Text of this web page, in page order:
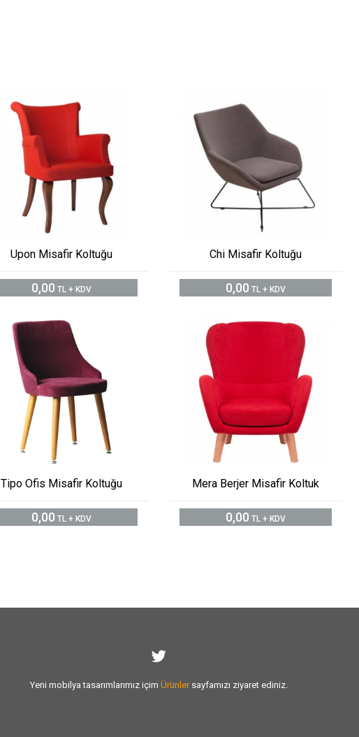
Upon Misafir Koltuğu
0,00 TL + KDV
Chi Misafir Koltuğu
0,00 TL + KDV
Tipo Ofis Misafir Koltuğu
0,00 TL + KDV
Mera Berjer Misafir Koltuk
0,00 TL + KDV
Yeni mobilya tasarımlarımız içim Ürünlersayfamızı ziyaret ediniz.